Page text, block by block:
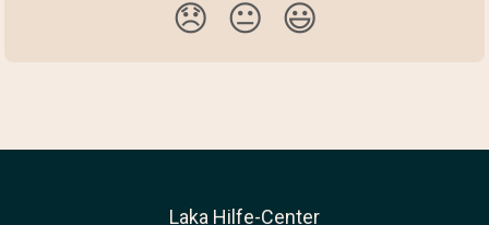
😞 😐 😃
Laka Hilfe-Center